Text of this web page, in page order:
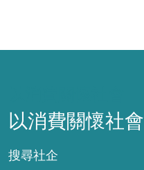
以消費關懷社會
搜尋社企